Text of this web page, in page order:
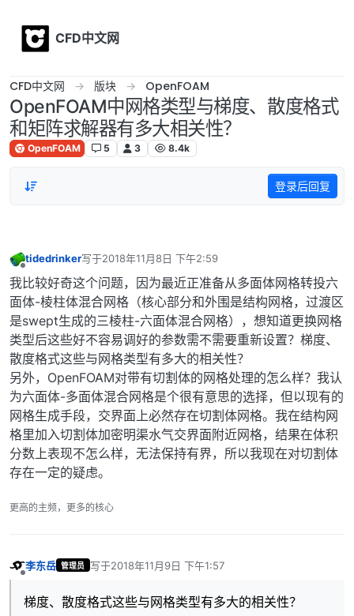
CFD中文网
CFD中文网 版块 OpenFOAM
OpenFOAM中网格类型与梯度、散度格式
和矩阵求解器有多大相关性？
OpenFOAM 5 3 8.4k
登录后回复
tidedrinker写于2018年11月8日 下午2:59
最后由 编辑
我比较好奇这个问题，因为最近正准备从多面体网格转投六
面体-棱柱体混合网格（核心部分和外围是结构网格，过渡区
是swept生成的三棱柱-六面体混合网格），想知道更换网格
类型后这些好不容易调好的参数需不需要重新设置？梯度、
散度格式这些与网格类型有多大的相关性？
另外，OpenFOAM对带有切割体的网格处理的怎么样？我认
为六面体-多面体混合网格是个很有意思的选择，但以现有的
网格生成手段，交界面上必然存在切割体网格。我在结构网
格里加入切割体加密明渠水气交界面附近网格，结果在体积
分数上表现不怎么样，无法保持有界，所以我现在对切割体
存在一定的疑虑。
更高的主频，更多的核心
李东岳 管理员 写于2018年11月9日 下午1:57
最后由 编辑
梯度、散度格式这些与网格类型有多大的相关性？